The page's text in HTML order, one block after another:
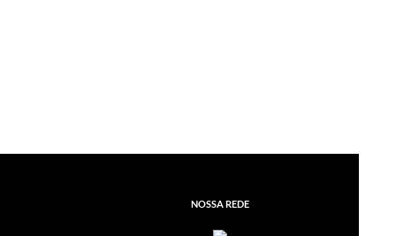
NOSSA REDE